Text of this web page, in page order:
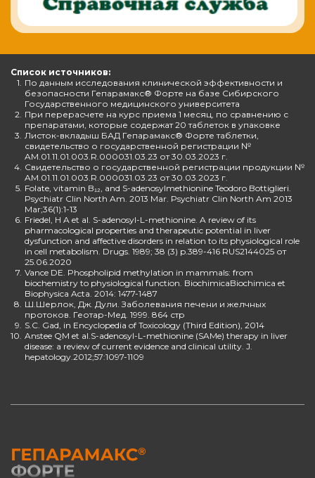
Список источников:
1. По данным исследования клинической эффективности и
безопасности Гепарамакс® Форте на базе Сибирского
Государственного медицинского университета
2. При перерасчете на курс приема 1 месяц, по сравнению с
препаратами, которые содержат 20 таблеток в упаковке
3. Листок-вкладыш БАД Гепарамакс® Форте таблетки,
свидетельство о государственной регистрации №
AM.01.11.01.003.R.000031.03.23 от 30.03.2023 г.
4. Свидетельство о государственной регистрации продукции №
AM.01.11.01.003.R.000031.03.23 от 30.03.2023 г.
5. Folate, vitamin B₁₂, and S-adenosylmethionine Teodoro Bottiglieri.
Psychiatr Clin North Am. 2013 Mar. Psychiatr Clin North Am 2013
Mar;36(1):1-13
6. Friedel, H A et al. S-adenosyl-L-methionine. A review of its
pharmacological properties and therapeutic potential in liver
dysfunction and affective disorders in relation to its physiological role
in cell metabolism. Drugs. 1989; 38 (3) p.389-416 RUS2144025 от
25.06.2020
7. Vance DE. Phospholipid methylation in mammals: from
biochemistry to physiological function. BiochimicaBiochimica et
Biophysica Acta. 2014: 1477-1487
8. Ш.Шерлок, Дж. Дули. Заболевания печени и желчных
протоков. Геотар-Мед. 1999. 864 стр
9. S.C. Gad, in Encyclopedia of Toxicology (Third Edition), 2014
10. Anstee QM et al.S-adenosyl-L-methionine (SAMe) therapy in liver
disease: a review of current evidence and clinical utility. J.
hepatology.2012;57:1097-1109